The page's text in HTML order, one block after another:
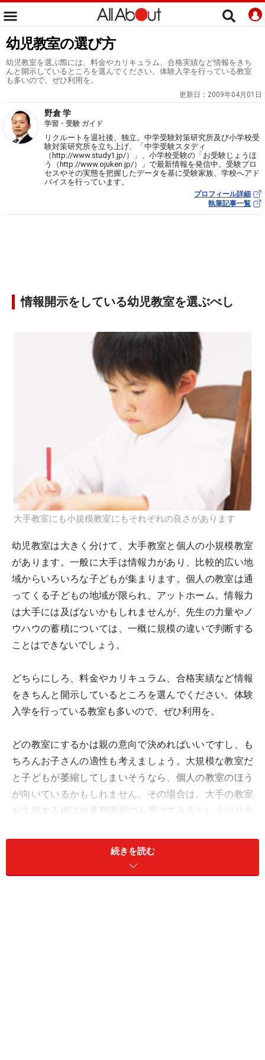
幼児教室の選び方
幼児教室を選ぶ際には、料金やカリキュラム、合格実績など情報をきち
んと開示しているところを選んでください。体験入学を行っている教室
も多いので、ぜひ利用を。
更新日： 2009年04月01日
野倉 学
学習・受験 ガイド
リクルートを退社後、独立。中学受験対策研究所及び小学校受
験対策研究所を立ち上げ、「中学受験スタディ
（http://www.study1.jp/）」、小学校受験の「お受験じょうほ
う（http://www.ojuken.jp/）」で最新情報を発信中。受験プロ
セスやその実態を把握したデータを基に受験家族、学校へアド
バイスを行っています。
プロフィール詳細
執筆記事一覧
情報開示をしている幼児教室を選ぶべし
大手教室にも小規模教室にもそれぞれの良さがあります
幼児教室は大きく分けて、大手教室と個人の小規模教室
があります。一般に大手は情報力があり、比較的広い地
域からいろいろな子どもが集まります。個人の教室は通
ってくる子どもの地域が限られ、アットホーム。情報力
は大手には及ばないかもしれませんが、先生の力量やノ
ウハウの蓄積については、一概に規模の違いで判断する
ことはできないでしょう。
どちらにしろ、料金やカリキュラム、合格実績など情報
をきちんと開示しているところを選んでください。体験
入学を行っている教室も多いので、ぜひ利用を。
どの教室にするかは親の意向で決めればいいですし、も
ちろんお子さんの適性も考えましょう。大規模な教室だ
と子どもが萎縮してしまいそうなら、個人の教室のほう
が向いているかもしれません。その場合は、大手の教室
が主催する模試や夏期講習のみ受けてみるというやり方
生が運営している教室を選んだというご家庭も。また、
室に通うといった家庭もあります。
続きを読む